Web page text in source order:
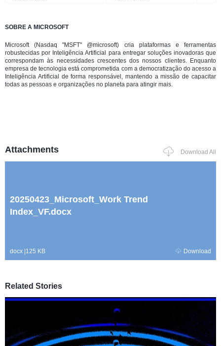
SOBRE A MICROSOFT
Microsoft (Nasdaq "MSFT" @microsoft) cria plataformas e ferramentas
robustecidas por Inteligência Artificial para entregar soluções inovadoras que
correspondam às necessidades crescentes dos nossos clientes. Enquanto
empresa de tecnologia está comprometida com a democratização do acesso a
Inteligência Artificial de forma responsável, mantendo a missão de capacitar
todas as pessoas e organizações no planeta para atingir mais.
Attachments Download All
20250423_Microsoft_Work Trend
Index_VF.docx
docx 125 KB Download
Related Stories